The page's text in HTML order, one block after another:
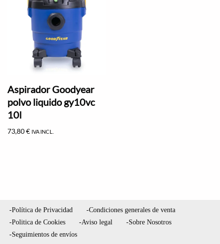
Aspirador Goodyear
polvo liquido gy10vc
10l
73,80€ IVA INCL.
-Política de Privacidad
-Condiciones generales de venta
-Politica de Cookies
-Aviso legal
-Sobre Nosotros
-Seguimientos de envíos